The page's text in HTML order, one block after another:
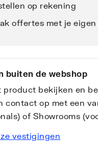
op rekening
offertes met je eigen
buiten de webshop
product bekijken en
contact op met een
of Showrooms
vestigingen